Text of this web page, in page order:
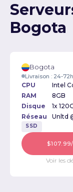
Bogota
Bogota
Livraison : 24-72h
CPU
RAM
8GB
Disque
1x
Réseau
Unltd
SSD
Voir les